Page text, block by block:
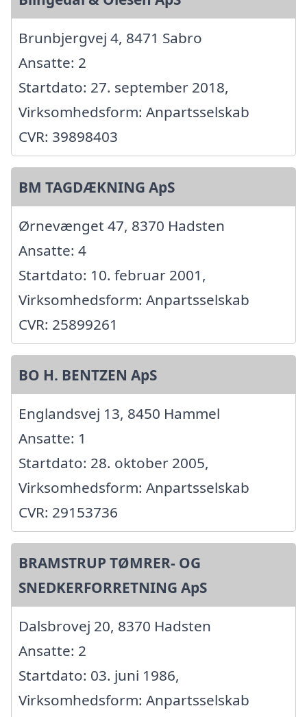
Brunbjergvej 4, 8471 Sabro
Ansatte: 2
Startdato: 27. september 2018,
Virksomhedsform: Anpartsselskab
CVR: 39898403
BM TAGDÆKNING ApS
Ørnevænget 47, 8370 Hadsten
Ansatte: 4
Startdato: 10. februar 2001,
Virksomhedsform: Anpartsselskab
CVR: 25899261
BO H. BENTZEN ApS
Englandsvej 13, 8450 Hammel
Ansatte: 1
Startdato: 28. oktober 2005,
Virksomhedsform: Anpartsselskab
CVR: 29153736
BRAMSTRUP TØMRER- OG
SNEDKERFORRETNING ApS
Dalsbrovej 20, 8370 Hadsten
Ansatte: 2
Startdato: 03. juni 1986,
Virksomhedsform: Anpartsselskab